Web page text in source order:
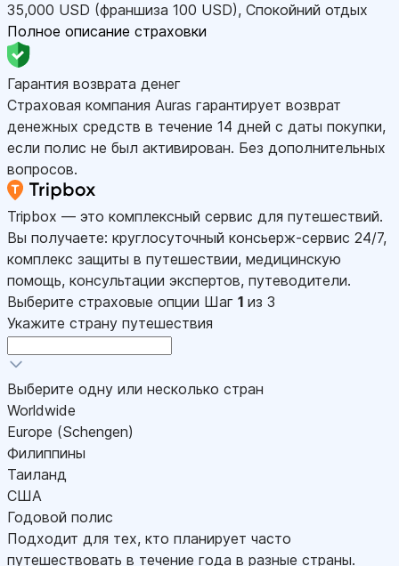
35,000 USD (франшиза 100 USD), Спокойний отдых
Полное описание страховки
Гарантия возврата денег
Страховая компания Auras гарантирует возврат
денежных средств в течение 14 дней с даты покупки,
если полис не был активирован. Без дополнительных
вопросов.
Tripbox — это комплексный сервис для путешествий.
Вы получаете: круглосуточный консьерж-сервис 24/7,
комплекс защиты в путешествии, медицинскую
помощь, консультации экспертов, путеводители.
Выберите страховые опции Шаг 1 из 3
Укажите страну путешествия
Выберите одну или несколько стран
Worldwide
Europe (Schengen)
Филиппины
Таиланд
США
Годовой полис
Подходит для тех, кто планирует часто
путешествовать в течение года в разные страны.